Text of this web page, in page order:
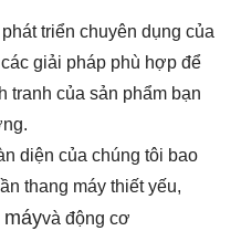
triển chuyên dụng của
giải pháp phù hợp để
tranh của sản phẩm bạn
diện của chúng tôi bao
thang máy thiết yếu,
máyvà động cơ